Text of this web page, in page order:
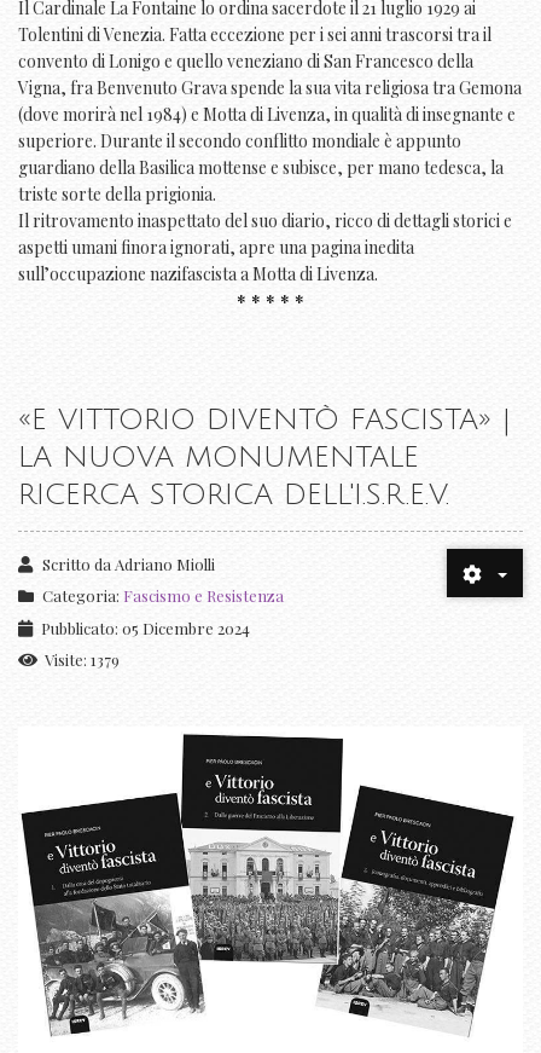
Il Cardinale La Fontaine lo ordina sacerdote il 21 luglio 1929 ai
Tolentini di Venezia. Fatta eccezione per i sei anni trascorsi tra il
convento di Lonigo e quello veneziano di San Francesco della
Vigna, fra Benvenuto Grava spende la sua vita religiosa tra Gemona
(dove morirà nel 1984) e Motta di Livenza, in qualità di insegnante e
superiore. Durante il secondo conflitto mondiale è appunto
guardiano della Basilica mottense e subisce, per mano tedesca, la
triste sorte della prigionia.
Il ritrovamento inaspettato del suo diario, ricco di dettagli storici e
aspetti umani finora ignorati, apre una pagina inedita
sull’occupazione nazifascista a Motta di Livenza.
* * * * *
«E VITTORIO DIVENTÒ FASCISTA» |
LA NUOVA MONUMENTALE
RICERCA STORICA DELL'I.S.R.E.V.
Scritto da Adriano Miolli
Categoria: Fascismo e Resistenza
Pubblicato: 05 Dicembre 2024
Visite: 1379